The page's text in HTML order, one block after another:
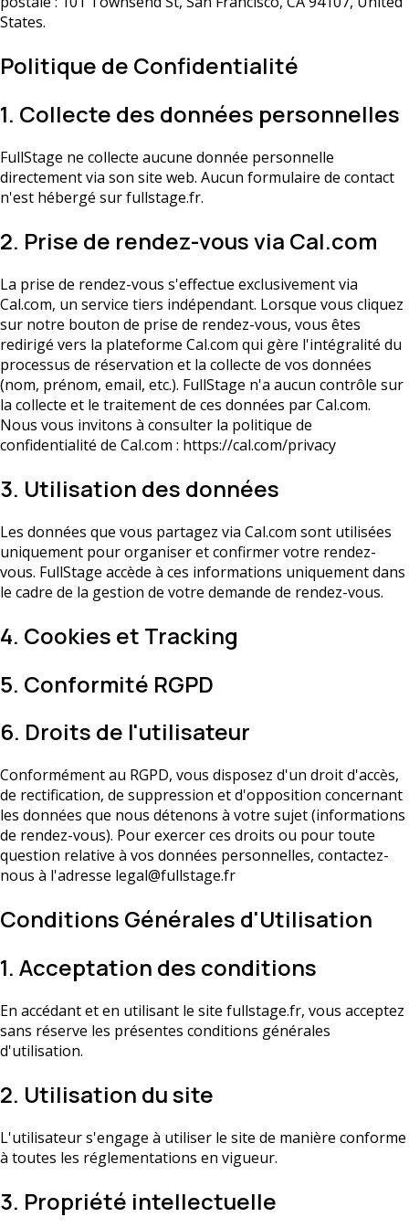
States.
Politique de Confidentialité
1. Collecte des données personnelles
FullStage ne collecte aucune donnée personnelle
directement via son site web. Aucun formulaire de contact
n'est hébergé sur fullstage.fr.
2. Prise de rendez-vous via Cal.com
La prise de rendez-vous s'effectue exclusivement via
Cal.com, un service tiers indépendant. Lorsque vous cliquez
sur notre bouton de prise de rendez-vous, vous êtes
redirigé vers la plateforme Cal.com qui gère l'intégralité du
processus de réservation et la collecte de vos données
(nom, prénom, email, etc.). FullStage n'a aucun contrôle sur
la collecte et le traitement de ces données par Cal.com.
Nous vous invitons à consulter la politique de
confidentialité de Cal.com : https://cal.com/privacy
3. Utilisation des données
Les données que vous partagez via Cal.com sont utilisées
uniquement pour organiser et confirmer votre rendez-
vous. FullStage accède à ces informations uniquement dans
le cadre de la gestion de votre demande de rendez-vous.
4. Cookies et Tracking
5. Conformité RGPD
6. Droits de l'utilisateur
Conformément au RGPD, vous disposez d'un droit d'accès,
de rectification, de suppression et d'opposition concernant
les données que nous détenons à votre sujet (informations
de rendez-vous). Pour exercer ces droits ou pour toute
question relative à vos données personnelles, contactez-
nous à l'adresse legal@fullstage.fr
Conditions Générales d'Utilisation
1. Acceptation des conditions
En accédant et en utilisant le site fullstage.fr, vous acceptez
sans réserve les présentes conditions générales
d'utilisation.
2. Utilisation du site
L'utilisateur s'engage à utiliser le site de manière conforme
à toutes les réglementations en vigueur.
3. Propriété intellectuelle